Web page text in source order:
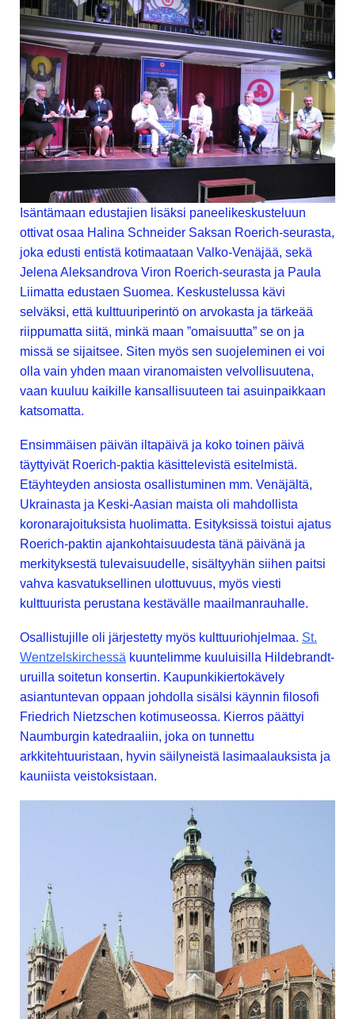
Isäntämaan edustajien lisäksi paneelikeskusteluun
ottivat osaa Halina Schneider Saksan Roerich-seurasta,
joka edusti entistä kotimaataan Valko-Venäjää, sekä
Jelena Aleksandrova Viron Roerich-seurasta ja Paula
Liimatta edustaen Suomea. Keskustelussa kävi
selväksi, että kulttuuriperintö on arvokasta ja tärkeää
riippumatta siitä, minkä maan ”omaisuutta” se on ja
missä se sijaitsee. Siten myös sen suojeleminen ei voi
olla vain yhden maan viranomaisten velvollisuutena,
vaan kuuluu kaikille kansallisuuteen tai asuinpaikkaan
katsomatta.
Ensimmäisen päivän iltapäivä ja koko toinen päivä
täyttyivät Roerich-paktia käsittelevistä esitelmistä.
Etäyhteyden ansiosta osallistuminen mm. Venäjältä,
Ukrainasta ja Keski-Aasian maista oli mahdollista
koronarajoituksista huolimatta. Esityksissä toistui ajatus
Roerich-paktin ajankohtaisuudesta tänä päivänä ja
merkityksestä tulevaisuudelle, sisältyyhän siihen paitsi
vahva kasvatuksellinen ulottuvuus, myös viesti
kulttuurista perustana kestävälle maailmanrauhalle.
Osallistujille oli järjestetty myös kulttuuriohjelmaa. St.
Wentzelskirchessä kuuntelimme kuuluisilla Hildebrandt-
uruilla soitetun konsertin. Kaupunkikiertokävely
asiantuntevan oppaan johdolla sisälsi käynnin filosofi
Friedrich Nietzschen kotimuseossa. Kierros päättyi
Naumburgin katedraaliin, joka on tunnettu
arkkitehtuuristaan, hyvin säilyneistä lasimaalauksista ja
kauniista veistoksistaan.